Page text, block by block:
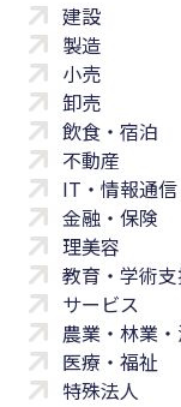
建設
製造
小売
卸売
飲食・宿泊
不動産
IT・情報通信
金融・保険
理美容
教育・学術
サービス
農業・林業
医療・福祉
特殊法人